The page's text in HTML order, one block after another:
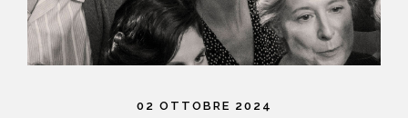
CHI SIAMO
02 OTTOBRE 2024